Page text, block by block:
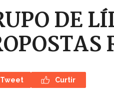
DE
Tweet Curtir